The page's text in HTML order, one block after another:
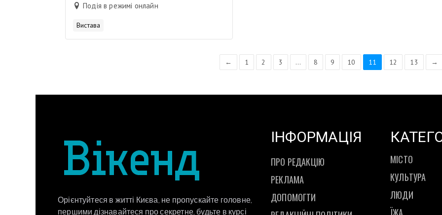
Подія в режимі онлайн
Вистава
← 1 2 3 … 8 9 10 11 12 13 →
Орієнтуйтеся в житті Києва, не пропускайте головне,
першими дізнавайтеся про секретне, будьте в курсі
ІНФОРМАЦІЯ
ПРО РЕДАКЦІЮ
РЕКЛАМА
ДОПОМОГТИ
МІСТО
КУЛЬТУРА
ЛЮДИ